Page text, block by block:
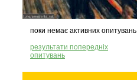
поки немає активних опитувань
результати попередніх
опитувань